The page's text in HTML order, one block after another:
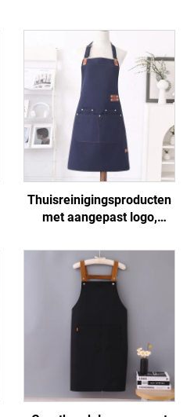
Thuisreinigingsproducten
met aangepast logo,
voor volwassenen voor
keukenreiniging, koken en
restaurants, chef-
kokschort